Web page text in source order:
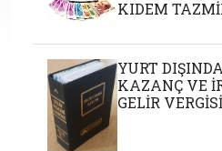
KIDEM
YURT
KAZANÇ VE
GELİR